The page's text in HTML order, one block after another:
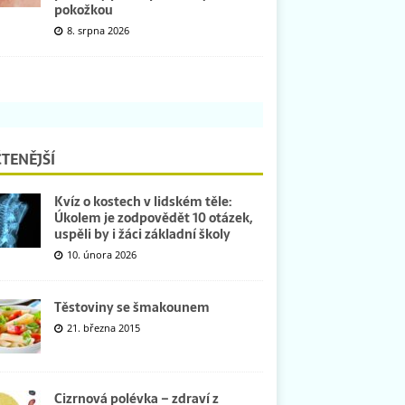
pokožkou
8. srpna 2026
Kvíz o kostech v lidském těle:
Úkolem je zodpovědět 10 otázek,
uspěli by i žáci základní školy
10. února 2026
Těstoviny se šmakounem
21. března 2015
Cizrnová polévka – zdraví z